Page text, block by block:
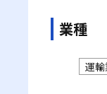
業種
運輸